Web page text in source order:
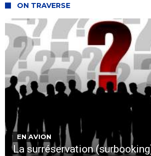
ON TRAVERSE
EN AVION
La surréservation